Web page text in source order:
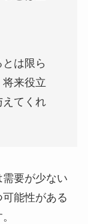
は限ら
来役立
えてくれ
要が少ない
能性がある